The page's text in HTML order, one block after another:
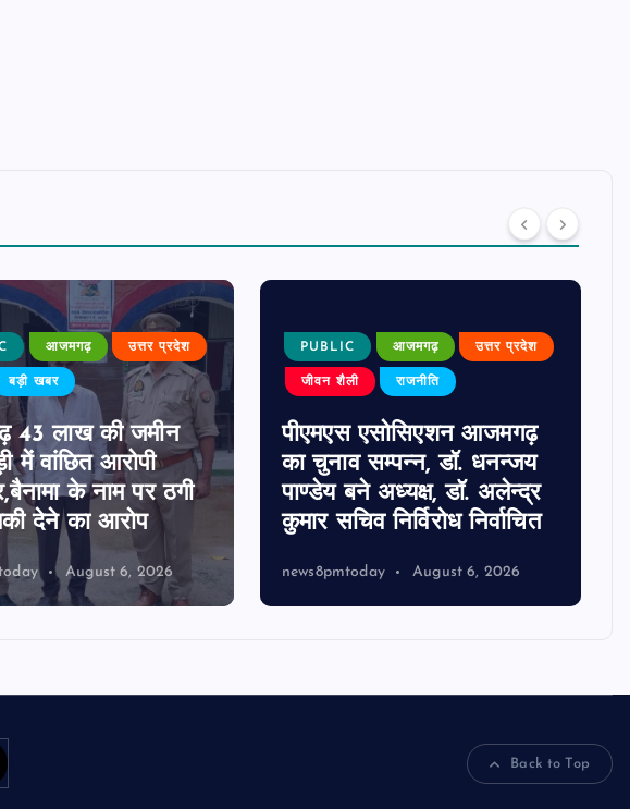
आजमगढ़ उत्तर प्रदेश
बड़ी खबर
43 लाख की जमीन
में वांछित आरोपी
के नाम पर ठगी
देने का आरोप
August 6, 2026
PUBLIC आजमगढ़ उत्तर प्रदेश
जीवन शैली राजनीति
पीएमएस एसोसिएशन आजमगढ़
का चुनाव सम्पन्न, डॉ. धनन्जय
पाण्डेय बने अध्यक्ष, डॉ. अलेन्द्र
कुमार सचिव निर्विरोध निर्वाचित
news8pmtoday August 6, 2026
Back to Top